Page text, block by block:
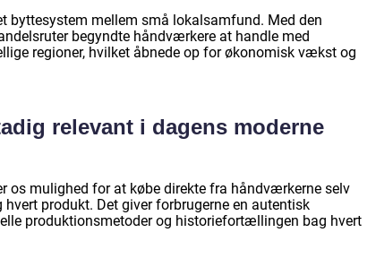
byttesystem mellem små lokalsamfund. Med den
begyndte håndværkere at handle med
regioner, hvilket åbnede op for økonomisk vækst og
relevant i dagens moderne
os mulighed for at købe direkte fra håndværkerne selv
produkt. Det giver forbrugerne en autentisk
produktionsmetoder og historiefortællingen bag hvert